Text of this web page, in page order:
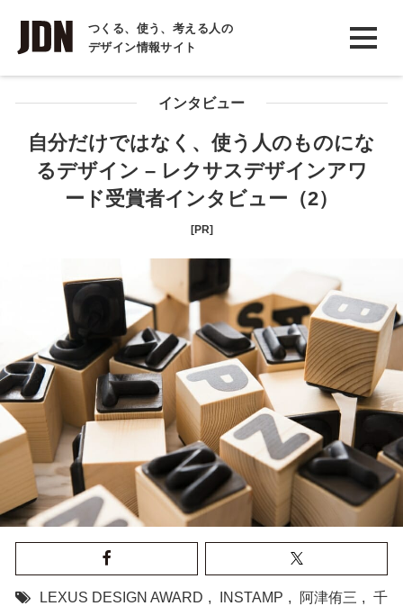
つくる、使う、考える人の
デザイン情報サイト
INTERVIEW
インタビュー
REPORT
COLUMN
コラム
インタビュー
自分だけではなく、使う人のものにな
るデザイン – レクサスデザインアワ
ード受賞者インタビュー（2）
[PR]
LEXUS DESIGN AWARD , INSTAMP , 阿津侑三 , 千